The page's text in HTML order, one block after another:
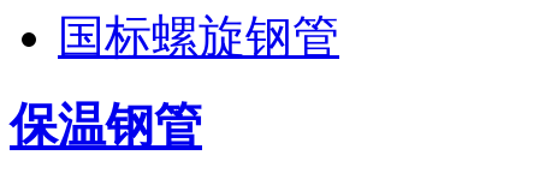
国标螺旋钢管
保温钢管